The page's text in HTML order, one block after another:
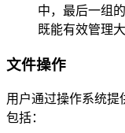
中，最后一组
既能有效管理
文件操作
用户通过操作系统提
包括：